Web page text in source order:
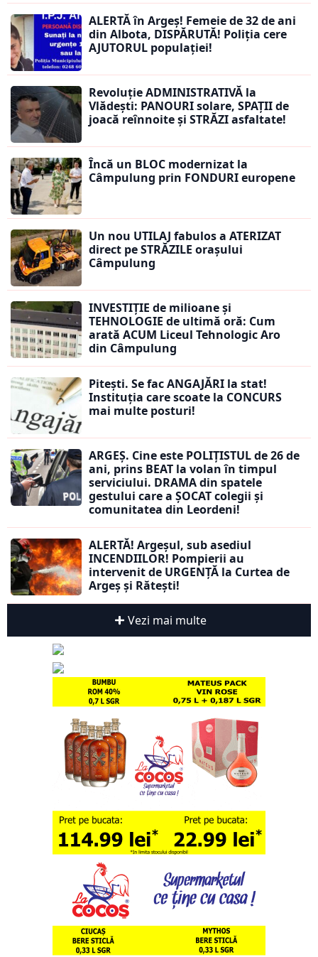
ALERTĂ în Argeș! Femeie de 32 de ani
din Albota, DISPĂRUTĂ! Poliția cere
AJUTORUL populației!
Revoluție ADMINISTRATIVĂ la
Vlădești: PANOURI solare, SPAȚII de
joacă reînnoite și STRĂZI asfaltate!
Încă un BLOC modernizat la
Câmpulung prin FONDURI europene
Un nou UTILAJ fabulos a ATERIZAT
direct pe STRĂZILE orașului
Câmpulung
INVESTIȚIE de milioane și
TEHNOLOGIE de ultimă oră: Cum
arată ACUM Liceul Tehnologic Aro
din Câmpulung
Pitești. Se fac ANGAJĂRI la stat!
Instituția care scoate la CONCURS
mai multe posturi!
ARGEȘ. Cine este POLIȚISTUL de 26 de
ani, prins BEAT la volan în timpul
serviciului. DRAMA din spatele
gestului care a ȘOCAT colegii și
comunitatea din Leordeni!
ALERTĂ! Argeșul, sub asediul
INCENDIILOR! Pompierii au
intervenit de URGENȚĂ la Curtea de
Argeș și Rătești!
Vezi mai multe